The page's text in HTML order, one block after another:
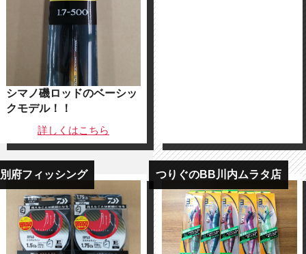
シマノ磯ロッドのベーシッ
クモデル！！
詳しくはこちら
別府フィッシング つりぐのBB川内ムラタ店